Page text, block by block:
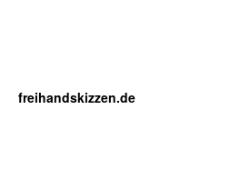
freihandskizzen.de